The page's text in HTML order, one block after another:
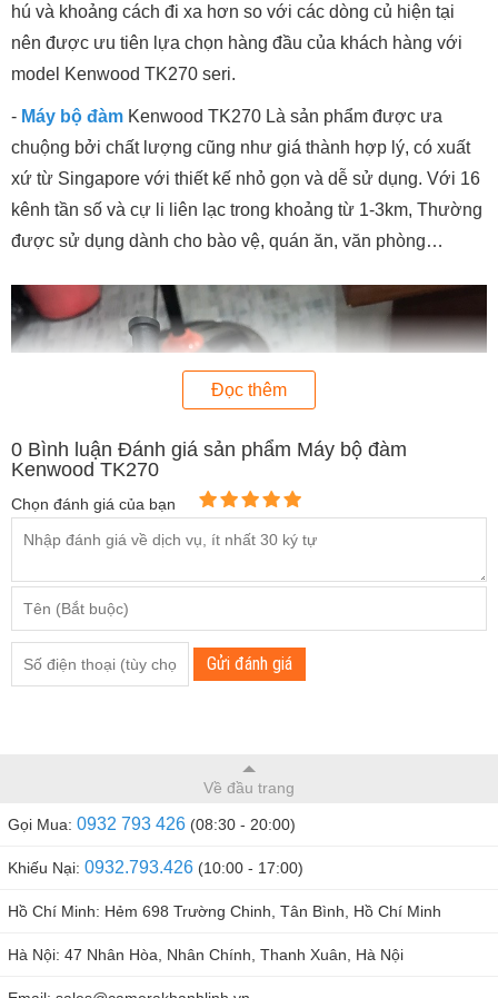
hú và khoảng cách đi xa hơn so với các dòng củ hiện tại
nên được ưu tiên lựa chọn hàng đầu của khách hàng với
model Kenwood TK270 seri.
- Máy bộ đàm Kenwood TK270 Là sản phẩm được ưa
chuộng bởi chất lượng cũng như giá thành hợp lý, có xuất
xứ từ Singapore với thiết kế nhỏ gọn và dễ sử dụng. Với 16
kênh tần số và cự li liên lạc trong khoảng từ 1-3km, Thường
được sử dụng dành cho bào vệ, quán ăn, văn phòng…
Đọc thêm
0 Bình luận Đánh giá sản phẩm Máy bộ đàm
Kenwood TK270
Chọn đánh giá của bạn
Gửi đánh giá
Về đầu trang
Gọi Mua: 0932 793 426 (08:30 - 20:00)
Khiếu Nại: 0932.793.426 (10:00 - 17:00)
Hồ Chí Minh: Hẻm 698 Trường Chinh, Tân Bình, Hồ Chí Minh
Hà Nội: 47 Nhân Hòa, Nhân Chính, Thanh Xuân, Hà Nội